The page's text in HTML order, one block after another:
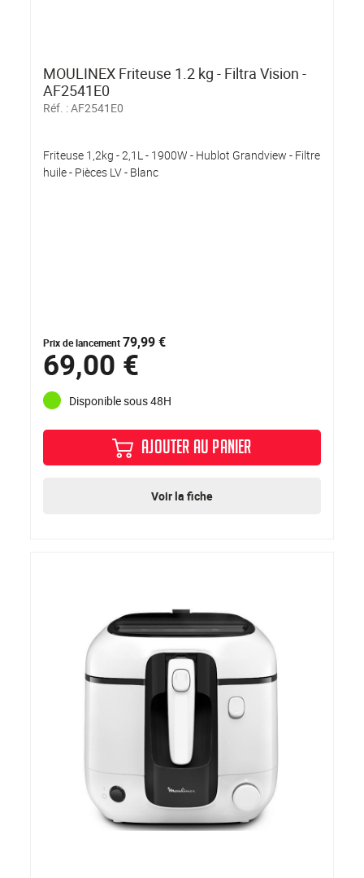
MOULINEX Friteuse 1.2 kg - Filtra Vision -
AF2541E0
Réf. :AF2541E0
Friteuse 1,2kg - 2,1L - 1900W - Hublot Grandview - Filtre
huile - Pièces LV - Blanc
Prix de lancement79,99 €
69,00 €
Disponible sous 48H
AJOUTER AU PANIER
Voir la fiche